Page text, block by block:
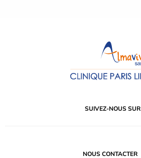
SUIVEZ-NOUS SUR
NOUS CONTACTER